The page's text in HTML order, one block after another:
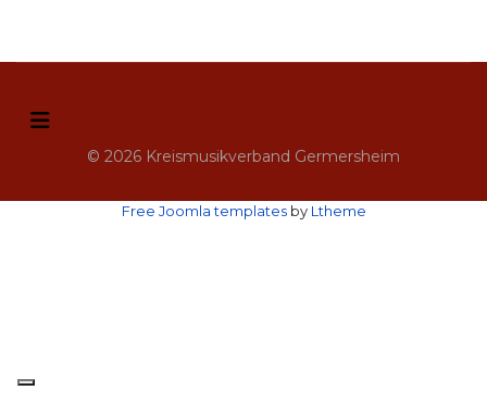
© 2026 Kreismusikverband Germersheim
Free Joomla templatesby Ltheme